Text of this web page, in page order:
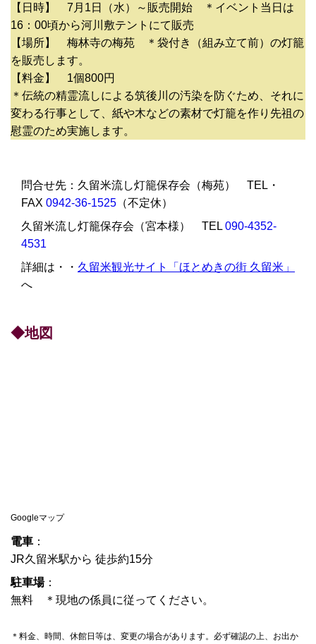
【日時】 7月1日（水）～販売開始 ＊イベント当日は
16：00頃から河川敷テントにて販売
【場所】 梅林寺の梅苑 ＊袋付き（組み立て前）の灯籠
を販売します。
【料金】 1個800円
＊伝統の精霊流しによる筑後川の汚染を防ぐため、それに
変わる行事として、紙や木などの素材で灯籠を作り先祖の
慰霊のため実施します。
問合せ先：久留米流し灯籠保存会（梅苑） TEL・
FAX 0942-36-1525 （不定休）
久留米流し灯籠保存会（宮本様） TEL 090-4352-
4531
詳細は・・ 久留米観光サイト「ほとめきの街 久留米」
へ
◆地図
Googleマップ
電車 ：
JR久留米駅から 徒歩約15分
駐車場：
無料 ＊現地の係員に従ってください。
＊料金、時間、休館日等は、変更の場合があります。必ず確認の上、お出か